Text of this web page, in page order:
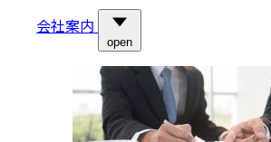
会社案内
open